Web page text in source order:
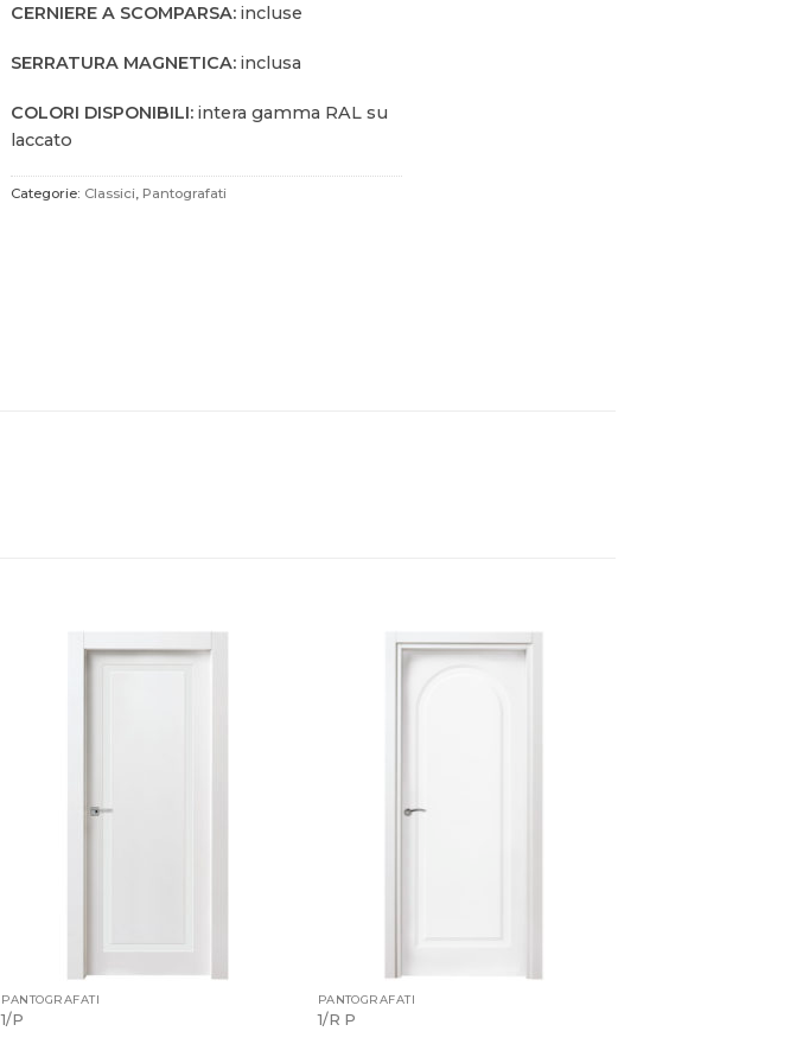
CERNIERE A SCOMPARSA: incluse
SERRATURA MAGNETICA: inclusa
COLORI DISPONIBILI: intera gamma RAL su
laccato
Categorie: Classici, Pantografati
PANTOGRAFATI
1/P
PANTOGRAFATI
1/R P